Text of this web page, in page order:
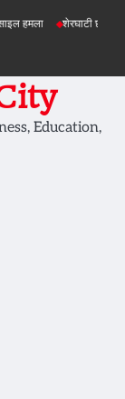
शेरघाटी छात्रा दुष्कर्म मामला
Education,